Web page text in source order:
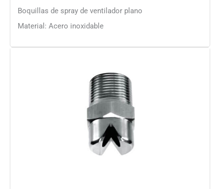
Boquillas de spray de ventilador plano
Material: Acero inoxidable